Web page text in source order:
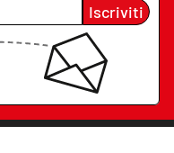
Iscriviti